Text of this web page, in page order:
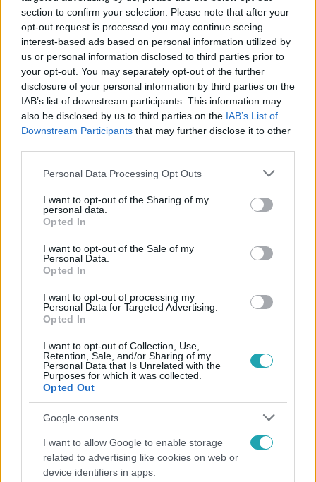
section to confirm your selection. Please note that after your
opt-out request is processed you may continue seeing
interest-based ads based on personal information utilized by
us or personal information disclosed to third parties prior to
your opt-out. You may separately opt-out of the further
disclosure of your personal information by third parties on the
IAB’s list of downstream participants. This information may
also be disclosed by us to third parties on the IAB’s List of
Downstream Participants that may further disclose it to other
Please note that this website/app uses one or more Google
not limited to your visit or usage behaviour. You may click to
grant or deny consent to Google and its third-party tags to
use your data for below specified purposes in below Google
consent section.
Personal Data Processing Opt Outs
I want to opt-out of the Sharing of my
personal data.
Opted In
I want to opt-out of the Sale of my
Personal Data.
Opted In
I want to opt-out of processing my
Personal Data for Targeted Advertising.
Opted In
I want to opt-out of Collection, Use,
Retention, Sale, and/or Sharing of my
Personal Data that Is Unrelated with the
Purposes for which it was collected.
Opted Out
Google consents
I want to allow Google to enable storage
related to advertising like cookies on web or
device identifiers in apps.
Követem
REZSICSÖKKENTÉS
Népszerű
Reggeli